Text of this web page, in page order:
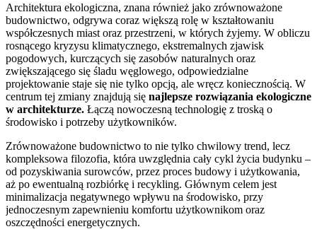
Architektura ekologiczna, znana również jako zrównoważone
budownictwo, odgrywa coraz większą rolę w kształtowaniu
współczesnych miast oraz przestrzeni, w których żyjemy. W obliczu
rosnącego kryzysu klimatycznego, ekstremalnych zjawisk
pogodowych, kurczących się zasobów naturalnych oraz
zwiększającego się śladu węglowego, odpowiedzialne
projektowanie staje się nie tylko opcją, ale wręcz koniecznością. W
centrum tej zmiany znajdują się najlepsze rozwiązania ekologiczne
w architekturze. Łączą nowoczesną technologię z troską o
środowisko i potrzeby użytkowników.
Zrównoważone budownictwo to nie tylko chwilowy trend, lecz
kompleksowa filozofia, która uwzględnia cały cykl życia budynku –
od pozyskiwania surowców, przez proces budowy i użytkowania,
aż po ewentualną rozbiórkę i recykling. Głównym celem jest
minimalizacja negatywnego wpływu na środowisko, przy
jednoczesnym zapewnieniu komfortu użytkownikom oraz
oszczędności energetycznych.